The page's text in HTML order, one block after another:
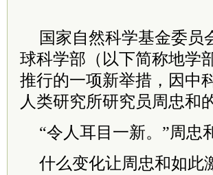
国家自然科学基金委员
球科学部（以下简称地学
推行的一项新举措，因中
人类研究所研究员周忠和
“令人耳目一新。”周忠
什么变化让周忠和如此